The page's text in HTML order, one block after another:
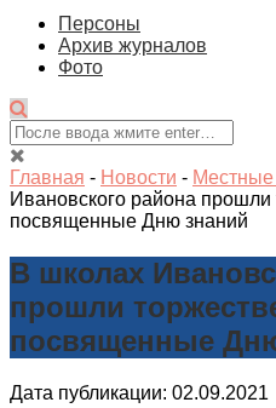
Персоны
Архив журналов
Фото
Главная - Новости - Местные
Ивановского района
посвященные Дню знаний
В школах
прошли
посвященные
Дата публикации: 02.09.2021